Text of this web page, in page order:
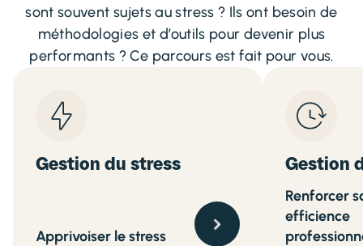
sont souvent sujets au stress ? Ils ont besoin de
méthodologies et d’outils pour devenir plus
performants ? Ce parcours est fait pour vous.
Gestion du stress
Apprivoiser le stress
Gestion
Renforcer
efficience